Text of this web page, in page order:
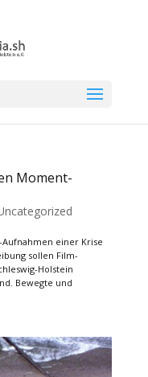
Moment-
einer Krise
sollen Film-
Holstein
Bewegte und